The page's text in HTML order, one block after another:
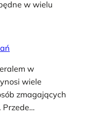
w wielu
w
wiele
zmagających
Przede…